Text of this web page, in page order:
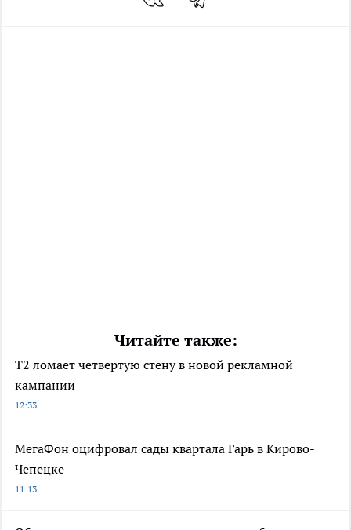
Читайте также:
Т2 ломает четвертую стену в новой рекламной
кампании
12:33
МегаФон оцифровал сады квартала Гарь в Кирово-
Чепецке
11:13